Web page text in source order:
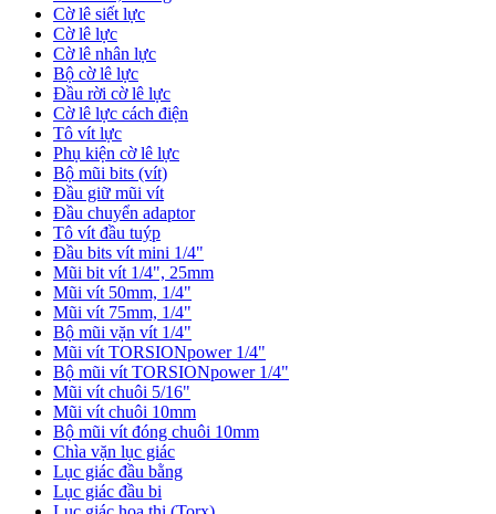
Cờ lê siết lực
Cờ lê lực
Cờ lê nhân lực
Bộ cờ lê lực
Đầu rời cờ lê lực
Cờ lê lực cách điện
Tô vít lực
Phụ kiện cờ lê lực
Bộ mũi bits (vít)
Đầu giữ mũi vít
Đầu chuyển adaptor
Tô vít đầu tuýp
Đầu bits vít mini 1/4"
Mũi bit vít 1/4", 25mm
Mũi vít 50mm, 1/4"
Mũi vít 75mm, 1/4"
Bộ mũi vặn vít 1/4"
Mũi vít TORSIONpower 1/4"
Bộ mũi vít TORSIONpower 1/4"
Mũi vít chuôi 5/16"
Mũi vít chuôi 10mm
Bộ mũi vít đóng chuôi 10mm
Chìa vặn lục giác
Lục giác đầu bằng
Lục giác đầu bi